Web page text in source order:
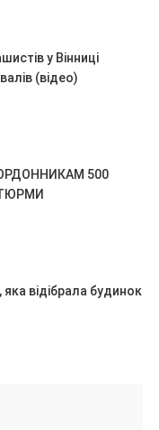
у Вінниці
(відео)
500
відібрала будинок